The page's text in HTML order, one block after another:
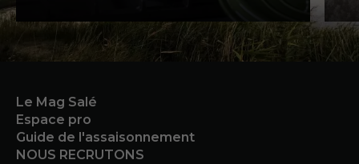
Le Mag Salé
Espace pro
Guide de l'assaisonnement
NOUS RECRUTONS